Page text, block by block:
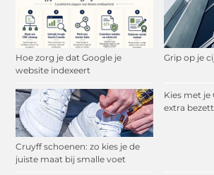
Hoe zorg je dat Google je
website indexeert
Grip op je
Cruyff schoenen: zo kies je de
juiste maat bij smalle voet
Kies met
extra